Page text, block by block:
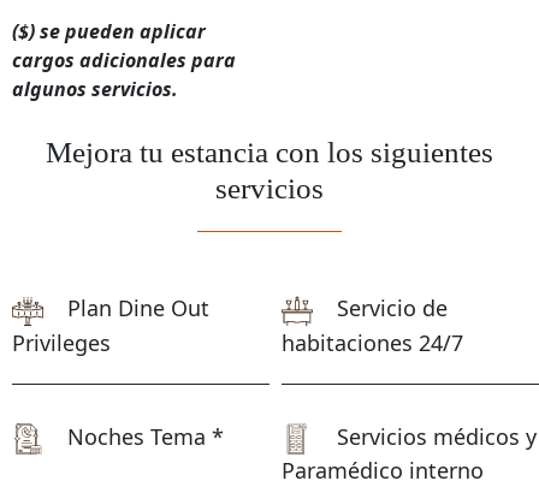
($) se pueden aplicar
cargos adicionales para
algunos servicios.
Mejora tu estancia con los siguientes
servicios
Plan Dine Out
Privileges
Servicio de
habitaciones 24/7
Noches Tema *
Servicios médicos y
Paramédico interno